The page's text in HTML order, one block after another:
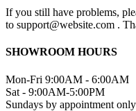
If you still have problems,
to support@website.com .
SHOWROOM HOURS
Mon-Fri 9:00AM - 6:00AM
Sat - 9:00AM-5:00PM
Sundays by appointment